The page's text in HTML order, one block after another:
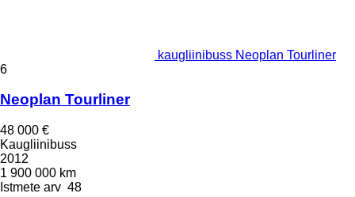
kaugliinibuss Neoplan Tourliner
6
Neoplan Tourliner
48 000 €
Kaugliinibuss
2012
1 900 000 km
Istmete arv 48